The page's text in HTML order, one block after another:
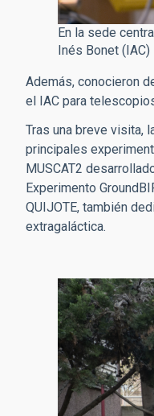
En la sede
Inés Bonet (IAC)
Además, conocieron
el IAC para
Tras una breve visita,
principales
MUSCAT2
Experimento
QUIJOTE, también
extragaláctica.